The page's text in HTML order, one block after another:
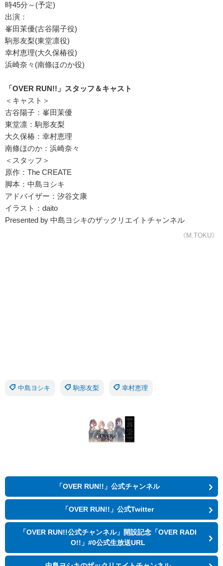
時45分～(予定)
出演：
峯田茉優(古谷陽子役)
駒形友梨(東堂凛役)
幸村恵理(大久保椿役)
浜崎奈々(南條ほのか役)
「OVER RUN!!」スタッフ＆キャスト
＜キャスト＞
古谷陽子：峯田茉優
東堂凛：駒形友梨
大久保椿：幸村恵理
南條ほのか：浜崎奈々
＜スタッフ＞
原作：The CREATE
脚本：中島ヨシキ
アドバイザー：汐谷文康
イラスト：daito
Presented by 中島ヨシキのザックリエイトチャンネル
《M.TOKU》
中島ヨシキ 駒形友梨 幸村恵理
「OVER RUN!!」公式チャンネル
「OVER RUN!!」公式Twitter
「OVER RUN!!公式チャンネル」開設記念「OVER RADI
O!!」#0公式生放送URL